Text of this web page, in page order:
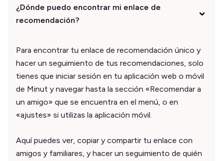
¿Dónde puedo encontrar mi enlace de
recomendación?
Para encontrar tu enlace de recomendación único y
hacer un seguimiento de tus recomendaciones, solo
tienes que iniciar sesión en tu aplicación web o móvil
de Minut y navegar hasta la sección «Recomendar a
un amigo» que se encuentra en el menú, o en
«ajustes» si utilizas la aplicación móvil.
Aquí puedes ver, copiar y compartir tu enlace con
amigos y familiares, y hacer un seguimiento de quién